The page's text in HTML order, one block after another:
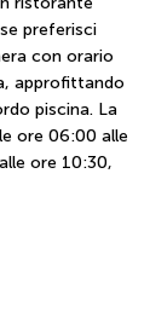
preferisci
con orario
approfittando
piscina. La
ore 06:00 alle
ore 10:30,